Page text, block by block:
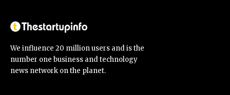
We influence 20 million users and is the
number one business and technology
news network on the planet.